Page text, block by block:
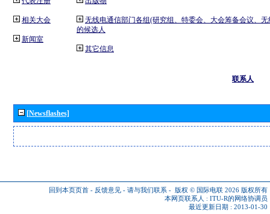
相关大会
新闻室
无线电通信部门各组(研究组、特委会、大会筹备会议、
的候选人
其它信息
联系人
[Newsflashes]
回到本页页首 - 反馈意见 - 请与我们联系 - 版权 © 国际电联 2026 版权所有
本网页联系人 : ITU-R的网络协调员
最近更新日期 : 2013-01-30